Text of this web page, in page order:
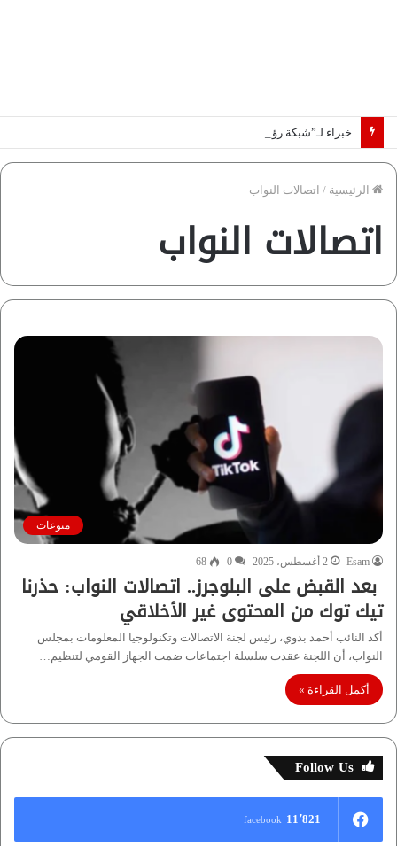
خبراء لـ”شبكة رؤية”: «اتفاق مكة» يغيّر قواعد اللعبة بالشرق الأوسط
الرئيسية / اتصالات النواب
اتصالات النواب
منوعات
Esam 2 أغسطس، 2025 0
68
بعد القبض على البلوجرز.. اتصالات النواب: حذرنا
تيك توك من المحتوى غير الأخلاقي
أكد النائب أحمد بدوي، رئيس لجنة الاتصالات وتكنولوجيا المعلومات بمجلس
النواب، أن اللجنة عقدت سلسلة اجتماعات ضمت الجهاز القومي لتنظيم…
أكمل القراءة »
Follow Us
11٬821 facebook